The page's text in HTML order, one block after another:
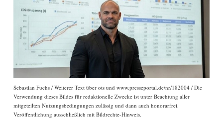
Sebastian Fuchs / Weiterer Text über ots und www.presseportal.de/nr/182004 / Die
Verwendung dieses Bildes für redaktionelle Zwecke ist unter Beachtung aller
mitgeteilten Nutzungsbedingungen zulässig und dann auch honorarfrei.
Veröffentlichung ausschließlich mit Bildrechte-Hinweis.